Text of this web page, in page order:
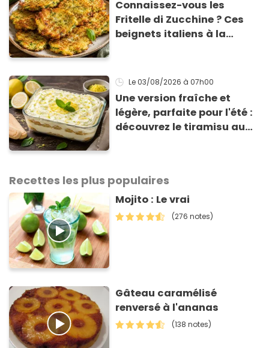
Connaissez-vous les
Fritelle di Zucchine ? Ces
beignets italiens à la
Le 03/08/2026 à 07h00
Une version fraîche et
légère, parfaite pour l'été :
découvrez le tiramisu au
Recettes les plus populaires
Mojito : Le vrai
(276 notes)
Gâteau caramélisé
renversé à l'ananas
(138 notes)